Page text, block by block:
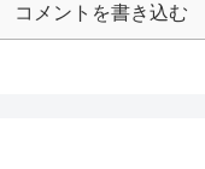
コメントを書き込む